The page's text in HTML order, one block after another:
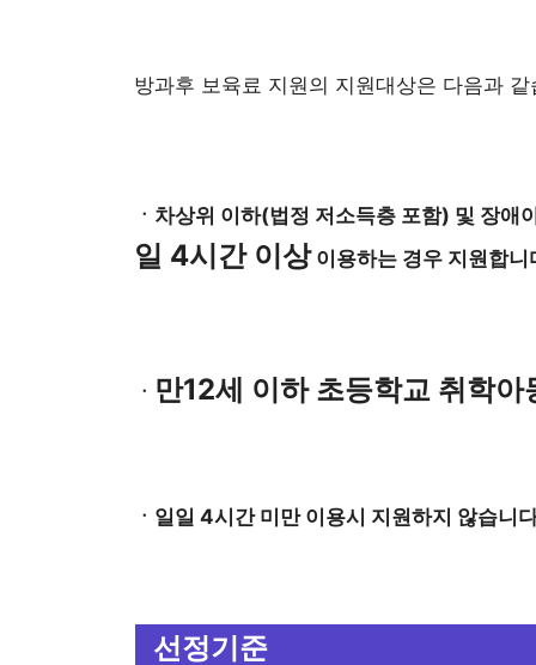
방과후 보육료 지원의 지원대상은 다음과 같
ㆍ차상위 이하(법정 저소득층 포함) 및 장
일 4시간 이상이용하는 경우 지원합니
ㆍ 만12세 이하 초등학교 취학아
ㆍ일일 4시간 미만 이용시 지원하지 않습니
선정기준